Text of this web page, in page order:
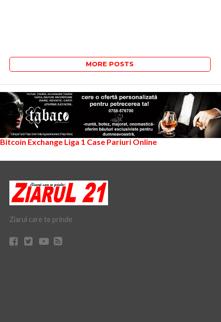
MORE POSTS
Bitcoin Exchange Liga 1 Case Pariuri Online
Ziarul care te prinde